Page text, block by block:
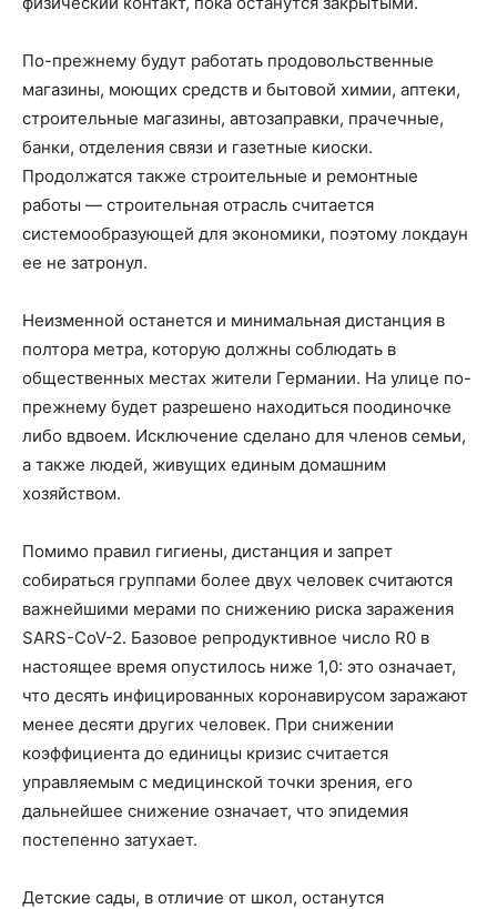
По-прежнему будут работать продовольственные
магазины, моющих средств и бытовой химии, аптеки,
строительные магазины, автозаправки, прачечные,
банки, отделения связи и газетные киоски.
Продолжатся также строительные и ремонтные
работы — строительная отрасль считается
системообразующей для экономики, поэтому локдаун
ее не затронул.
Неизменной останется и минимальная дистанция в
полтора метра, которую должны соблюдать в
общественных местах жители Германии. На улице по-
прежнему будет разрешено находиться поодиночке
либо вдвоем. Исключение сделано для членов семьи,
а также людей, живущих единым домашним
хозяйством.
Помимо правил гигиены, дистанция и запрет
собираться группами более двух человек считаются
важнейшими мерами по снижению риска заражения
SARS-CoV-2. Базовое репродуктивное число R0 в
настоящее время опустилось ниже 1,0: это означает,
что десять инфицированных коронавирусом заражают
менее десяти других человек. При снижении
коэффициента до единицы кризис считается
управляемым с медицинской точки зрения, его
дальнейшее снижение означает, что эпидемия
постепенно затухает.
Детские сады, в отличие от школ, останутся